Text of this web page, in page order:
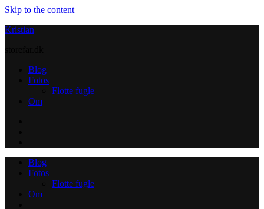
Skip to the content
Kristian
Blog
Fotos
Flotte fugle
Om
Blog
Fotos
Flotte fugle
Om